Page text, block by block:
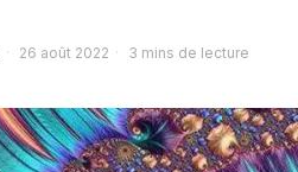
26 août 2022 3 mins de lecture